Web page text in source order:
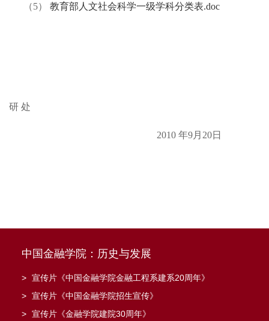
（5） 教育部人文社会科学一级学科分类表.doc
研 处
2010 年9月20日
中国金融学院：历史与发展
> 宣传片《中国金融学院金融工程系建系20周年》
> 宣传片《中国金融学院招生宣传》
> 宣传片《金融学院建院30周年》